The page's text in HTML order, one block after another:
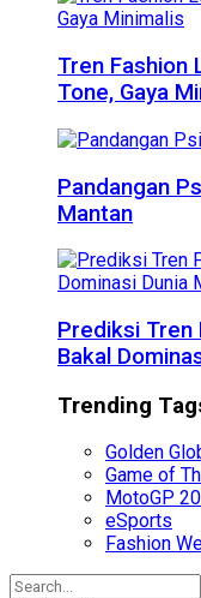
Tren Fashion
Tone, Gaya
Pandangan
Mantan
Prediksi Tren
Bakal
Trending
Golden
Game of
MotoGP
eSports
Fashion